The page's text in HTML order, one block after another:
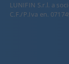
LUNIFIN S.r.l. a
C.F./P.Iva en.